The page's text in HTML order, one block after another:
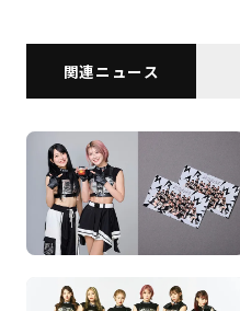
関連ニュース